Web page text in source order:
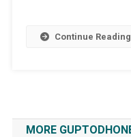
Continue Reading
MORE